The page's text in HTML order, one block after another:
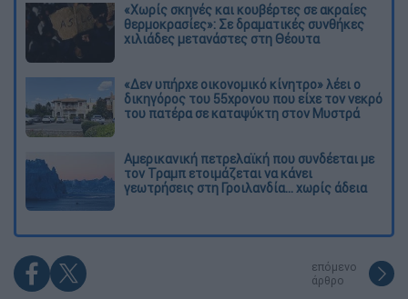
«Χωρίς σκηνές και κουβέρτες σε ακραίες
θερμοκρασίες»: Σε δραματικές συνθήκες
χιλιάδες μετανάστες στη Θέουτα
«Δεν υπήρχε οικονομικό κίνητρο» λέει ο
δικηγόρος του 55χρονου που είχε τον νεκρό
του πατέρα σε καταψύκτη στον Μυστρά
Αμερικανική πετρελαϊκή που συνδέεται με
τον Τραμπ ετοιμάζεται να κάνει
γεωτρήσεις στη Γροιλανδία... χωρίς άδεια
επόμενο
άρθρο